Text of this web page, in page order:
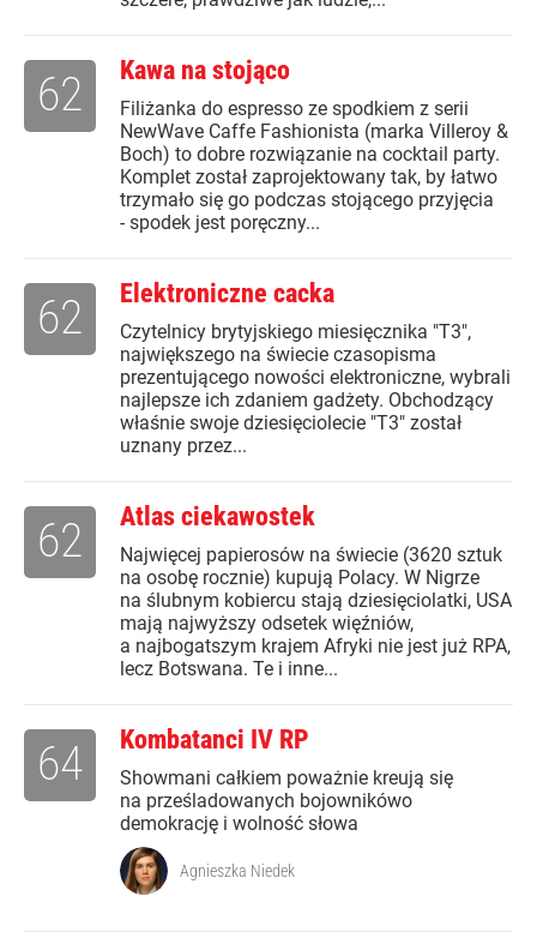
Kawa na stojąco
Filiżanka do espresso ze spodkiem z serii
NewWave Caffe Fashionista (marka Villeroy &
Boch) to dobre rozwiązanie na cocktail party.
Komplet został zaprojektowany tak, by łatwo
trzymało się go podczas stojącego przyjęcia
- spodek jest poręczny...
62
Elektroniczne cacka
Czytelnicy brytyjskiego miesięcznika "T3",
największego na świecie czasopisma
prezentującego nowości elektroniczne, wybrali
najlepsze ich zdaniem gadżety. Obchodzący
właśnie swoje dziesięciolecie "T3" został
uznany przez...
62
Atlas ciekawostek
Najwięcej papierosów na świecie (3620 sztuk
na osobę rocznie) kupują Polacy. W Nigrze
na ślubnym kobiercu stają dziesięciolatki, USA
mają najwyższy odsetek więźniów,
a najbogatszym krajem Afryki nie jest już RPA,
lecz Botswana. Te i inne...
62
Kombatanci IV RP
Showmani całkiem poważnie kreują się
na prześladowanych bojownikówo
demokrację i wolność słowa
64
Agnieszka Niedek